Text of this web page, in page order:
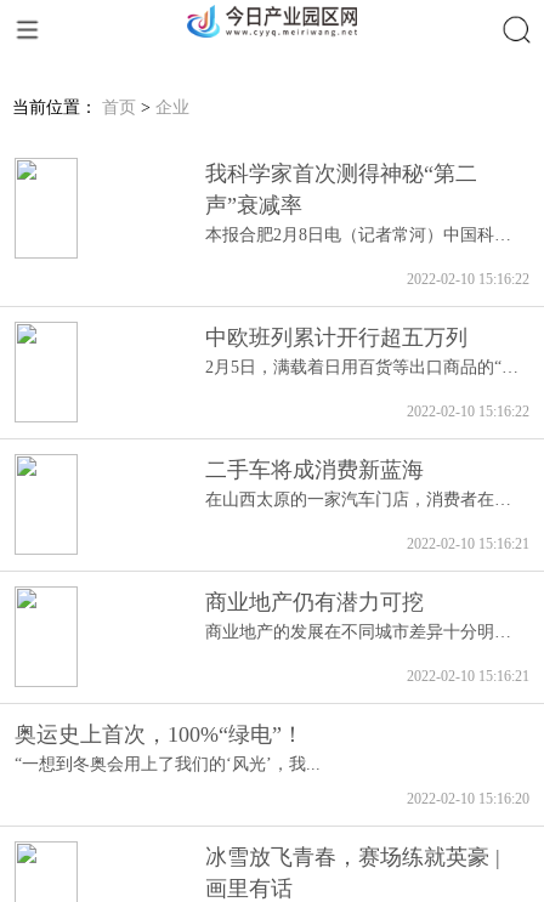
当前位置： 首页 > 企业
我科学家首次测得神秘“第二
声”衰减率
本报合肥2月8日电（记者常河）中国科学技...
2022-02-10 15:16:22
中欧班列累计开行超五万列
2月5日，满载着日用百货等出口商品的“义...
2022-02-10 15:16:22
二手车将成消费新蓝海
在山西太原的一家汽车门店，消费者在选购...
2022-02-10 15:16:21
商业地产仍有潜力可挖
商业地产的发展在不同城市差异十分明显，...
2022-02-10 15:16:21
奥运史上首次，100%“绿电”！
“一想到冬奥会用上了我们的‘风光’，我...
2022-02-10 15:16:20
冰雪放飞青春，赛场练就英豪 |
画里有话